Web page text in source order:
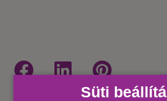
Süti